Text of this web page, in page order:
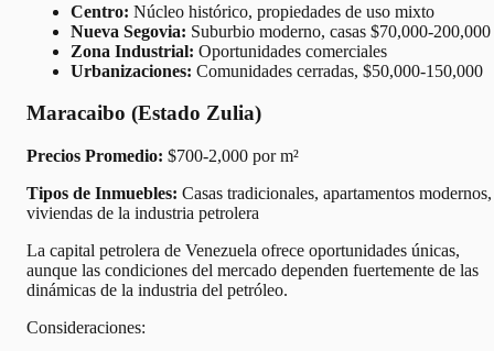
Centro: Núcleo histórico, propiedades de uso mixto
Nueva Segovia: Suburbio moderno, casas $70,000-200,000
Zona Industrial: Oportunidades comerciales
Urbanizaciones: Comunidades cerradas, $50,000-150,000
Maracaibo (Estado Zulia)
Precios Promedio: $700-2,000 por m²
Tipos de Inmuebles: Casas tradicionales, apartamentos modernos,
viviendas de la industria petrolera
La capital petrolera de Venezuela ofrece oportunidades únicas,
aunque las condiciones del mercado dependen fuertemente de las
dinámicas de la industria del petróleo.
Consideraciones: